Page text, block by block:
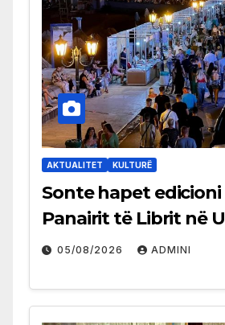
AKTUALITET KULTURË
Sonte hapet edicioni
Panairit të Librit në
05/08/2026 ADMINI